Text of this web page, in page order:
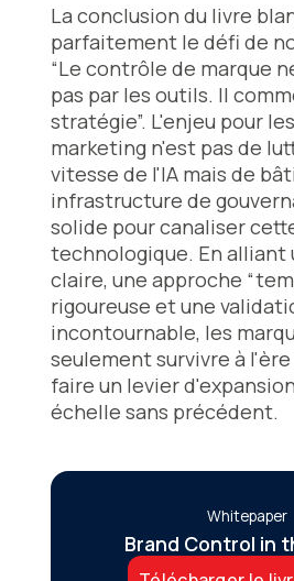
La conclusion du livre
parfaitement le défi de
“Le contrôle de marque
pas par les outils. Il
stratégie”. L'enjeu pour
marketing n'est pas de
vitesse de l'IA mais de
infrastructure de
solide pour canaliser
technologique. En alliant
claire, une approche
rigoureuse et une
incontournable, les
seulement survivre à l'ère
faire un levier
échelle sans précédent.
Whitepaper
Brand Control in